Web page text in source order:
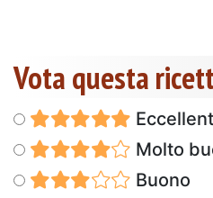
Vota questa
Molto
Buono